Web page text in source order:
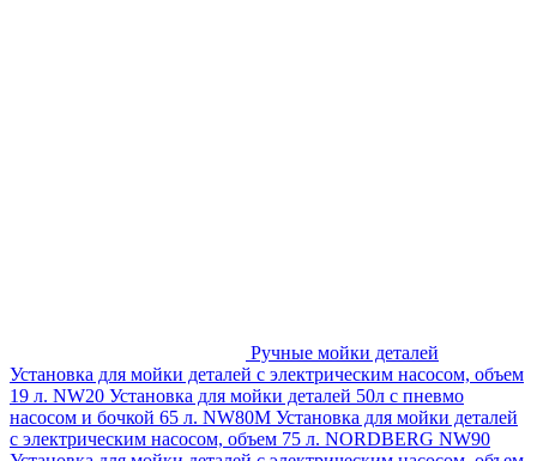
Ручные мойки деталей
Установка для мойки деталей с электрическим насосом, объем
19 л. NW20 Установка для мойки деталей 50л с пневмо
насосом и бочкой 65 л. NW80M Установка для мойки деталей
с электрическим насосом, объем 75 л. NORDBERG NW90